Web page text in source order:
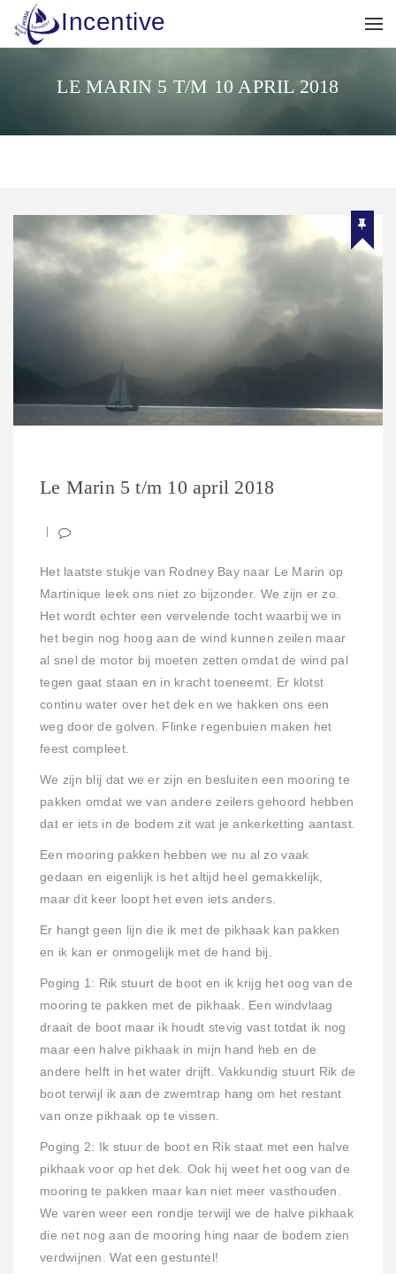
Incentive
LE MARIN 5 T/M 10 APRIL 2018
Le Marin 5 t/m 10 april 2018
Het laatste stukje van Rodney Bay naar Le Marin op
Martinique leek ons niet zo bijzonder. We zijn er zo.
Het wordt echter een vervelende tocht waarbij we in
het begin nog hoog aan de wind kunnen zeilen maar
al snel de motor bij moeten zetten omdat de wind pal
tegen gaat staan en in kracht toeneemt. Er klotst
continu water over het dek en we hakken ons een
weg door de golven. Flinke regenbuien maken het
feest compleet.
We zijn blij dat we er zijn en besluiten een mooring te
pakken omdat we van andere zeilers gehoord hebben
dat er iets in de bodem zit wat je ankerketting aantast.
Een mooring pakken hebben we nu al zo vaak
gedaan en eigenlijk is het altijd heel gemakkelijk,
maar dit keer loopt het even iets anders.
Er hangt geen lijn die ik met de pikhaak kan pakken
en ik kan er onmogelijk met de hand bij.
Poging 1: Rik stuurt de boot en ik krijg het oog van de
mooring te pakken met de pikhaak. Een windvlaag
draait de boot maar ik houdt stevig vast totdat ik nog
maar een halve pikhaak in mijn hand heb en de
andere helft in het water drijft. Vakkundig stuurt Rik de
boot terwijl ik aan de zwemtrap hang om het restant
van onze pikhaak op te vissen.
Poging 2: Ik stuur de boot en Rik staat met een halve
pikhaak voor op het dek. Ook hij weet het oog van de
mooring te pakken maar kan niet meer vasthouden.
We varen weer een rondje terwijl we de halve pikhaak
die net nog aan de mooring hing naar de bodem zien
verdwijnen. Wat een gestuntel!